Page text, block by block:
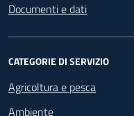
Documenti e dati
CATEGORIE DI SERVIZIO
Agricoltura e pesca
Ambiente